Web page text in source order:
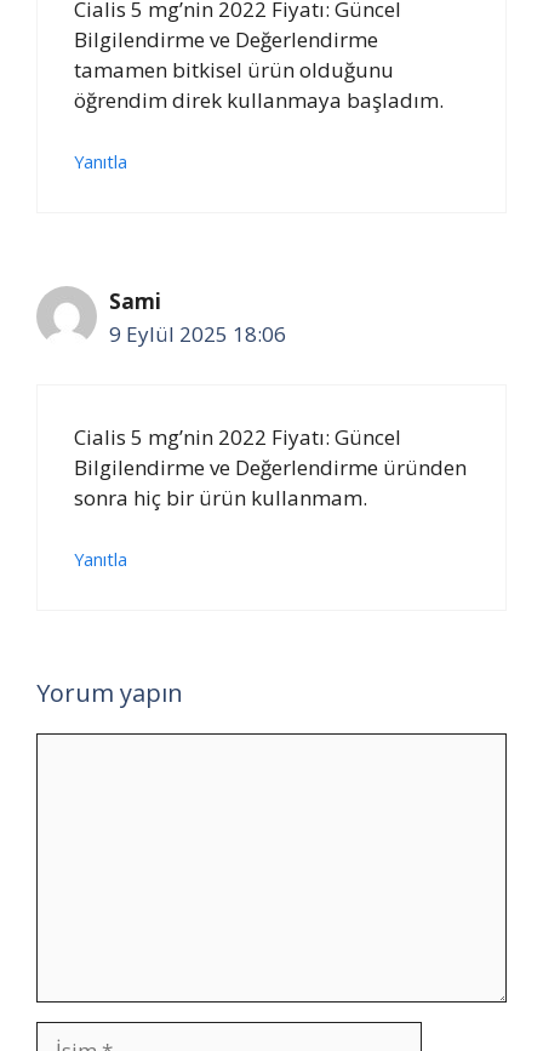
Cialis 5 mg’nin 2022 Fiyatı: Güncel
Bilgilendirme ve Değerlendirme
tamamen bitkisel ürün olduğunu
öğrendim direk kullanmaya başladım.
Yanıtla
Sami
9 Eylül 2025 18:06
Cialis 5 mg’nin 2022 Fiyatı: Güncel
Bilgilendirme ve Değerlendirme üründen
sonra hiç bir ürün kullanmam.
Yanıtla
Yorum yapın
İsim